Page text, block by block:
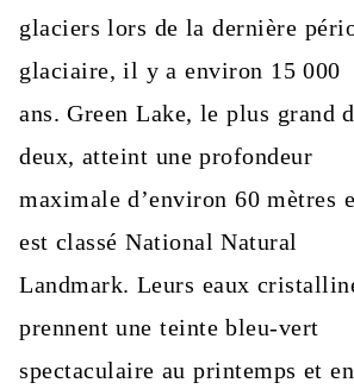
glaciers lors de la dernière
glaciaire, il y a environ 15 000
ans. Green Lake, le plus grand
deux, atteint une profondeur
maximale d’environ 60 mètres
est classé National Natural
Landmark. Leurs eaux
prennent une teinte bleu-vert
spectaculaire au printemps et en